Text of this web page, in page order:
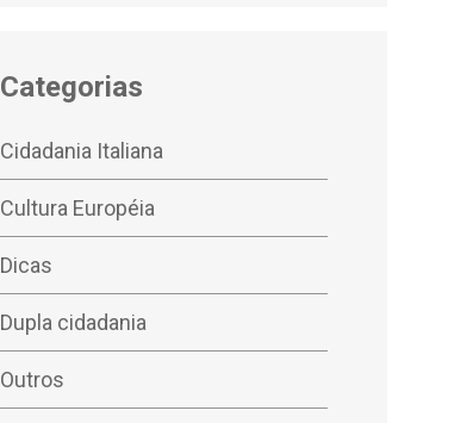
Categorias
Cidadania Italiana
Cultura Européia
Dicas
Dupla cidadania
Outros